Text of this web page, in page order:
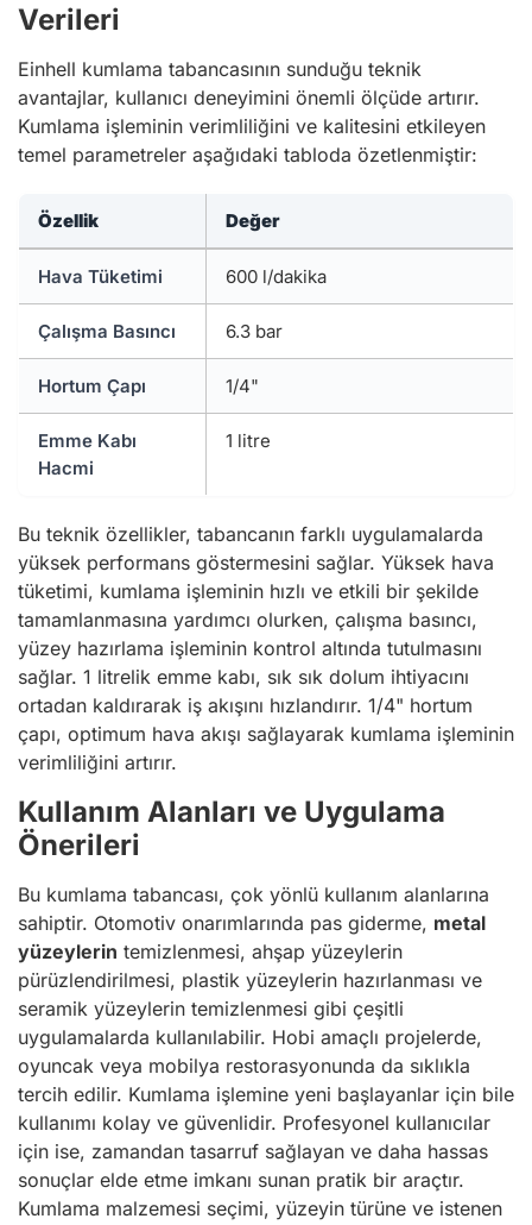
Verileri
Einhell kumlama tabancasının sunduğu teknik
avantajlar, kullanıcı deneyimini önemli ölçüde artırır.
Kumlama işleminin verimliliğini ve kalitesini etkileyen
temel parametreler aşağıdaki tabloda özetlenmiştir:
Özellik Değer
Hava Tüketimi 600 l/dakika
Çalışma Basıncı 6.3 bar
Hortum Çapı 1/4"
Emme Kabı
Hacmi
1 litre
Bu teknik özellikler, tabancanın farklı uygulamalarda
yüksek performans göstermesini sağlar. Yüksek hava
tüketimi, kumlama işleminin hızlı ve etkili bir şekilde
tamamlanmasına yardımcı olurken, çalışma basıncı,
yüzey hazırlama işleminin kontrol altında tutulmasını
sağlar. 1 litrelik emme kabı, sık sık dolum ihtiyacını
ortadan kaldırarak iş akışını hızlandırır. 1/4" hortum
çapı, optimum hava akışı sağlayarak kumlama işleminin
verimliliğini artırır.
Kullanım Alanları ve Uygulama
Önerileri
Bu kumlama tabancası, çok yönlü kullanım alanlarına
sahiptir. Otomotiv onarımlarında pas giderme, metal
yüzeylerin temizlenmesi, ahşap yüzeylerin
pürüzlendirilmesi, plastik yüzeylerin hazırlanması ve
seramik yüzeylerin temizlenmesi gibi çeşitli
uygulamalarda kullanılabilir. Hobi amaçlı projelerde,
oyuncak veya mobilya restorasyonunda da sıklıkla
tercih edilir. Kumlama işlemine yeni başlayanlar için bile
kullanımı kolay ve güvenlidir. Profesyonel kullanıcılar
için ise, zamandan tasarruf sağlayan ve daha hassas
sonuçlar elde etme imkanı sunan pratik bir araçtır.
Kumlama malzemesi seçimi, yüzeyin türüne ve istenen